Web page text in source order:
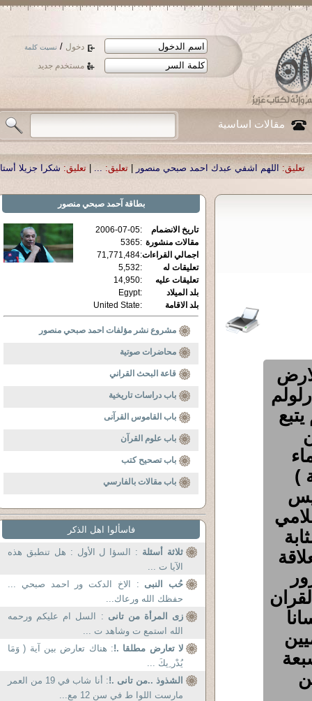
دخول / نسيت كلمة
مستخدم جديد
مقالات اساسية
اشفي عبدك احمد صبحي منصور تعليق: ...
|تعليق: شكرا جزيلا أستاذ حمد الحمد
40 من
)
وتاسيس
العلاقة
القران
بطاقة آحمد صبحي منصور
تاريخ الانضمام :
2006-07-05
مقالات منشورة :
5365
اجمالي القراءات:
71,771,484
تعليقات له
:
5,532
تعليقات عليه
:
14,950
بلد الميلاد
:
Egypt
بلد الاقامة
:
United State
مشروع نشر مؤلفات احمد صبحي منصور
محاضرات صوتية
قاعة البحث القراني
باب دراسات تاريخية
باب القاموس القرآنى
باب علوم القرآن
باب تصحيح كتب
باب مقالات بالفارسي
فاسألوا اهل الذكر
ثلاثة أسئلة : السؤا ل الأول : هل تنطبق هذه
الآيا ت ...
حُب النبى : الاخ الدكت ور احمد صبحي ...
حفظك الله ورعاك...
زى المرأة من تانى : السل ام عليكم ورحمه
الله استمع ت وشاهد ت ...
لا تعارض مطلقا .!: هناك تعارض بين آية ( وَمَا
يُدْر ِيكَ ...
الشذوذ ..من تانى .!
: أنا شاب في 19 من العمر
مارست اللوا ط في سن 12 مع...